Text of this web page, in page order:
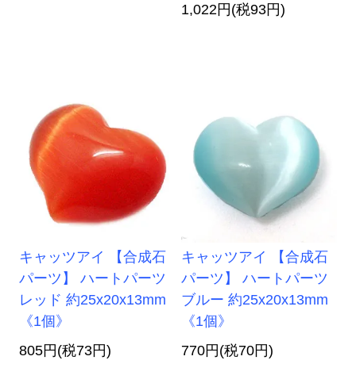
1,022円(税93円)
キャッツアイ 【合成石
パーツ】 ハートパーツ
レッド 約25x20x13mm
《1個》
805円(税73円)
キャッツアイ 【合成石
パーツ】 ハートパーツ
ブルー 約25x20x13mm
《1個》
770円(税70円)